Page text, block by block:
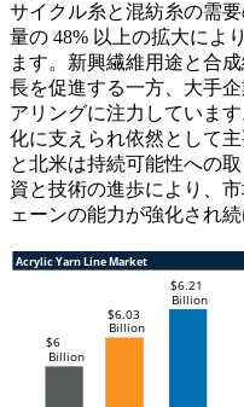
サイクル糸と混紡糸の需
量の 48% 以上の拡大によ
ます。新興繊維用途と合
長を促進する一方、大手
アリングに注力していま
化に支えられ依然として
と北米は持続可能性への
資と技術の進歩により、
ェーンの能力が強化され続